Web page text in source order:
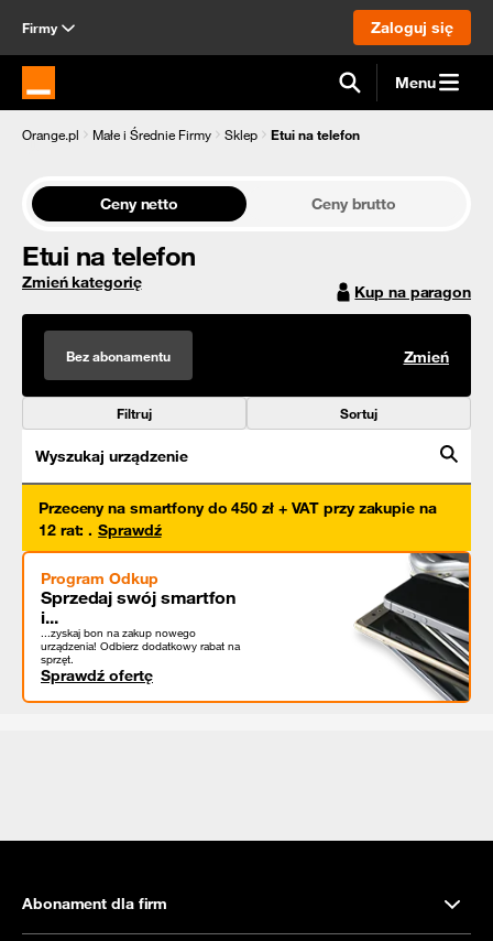
Firmy Zaloguj się
Strona główna Orange.pl Menu
Orange.pl Małe i Średnie Firmy Sklep Etui na telefon
Ceny netto Ceny brutto
Etui na telefon
Zmień kategorię Kup na paragon
Bez abonamentu Zmień
Filtruj Sortuj
Wyszukaj urządzenie
Przeceny na smartfony do 450 zł + VAT przy zakupie na
12 rat: . Sprawdź
Program Odkup
Sprzedaj swój smartfon
i...
...zyskaj bon na zakup nowego
urządzenia! Odbierz dodatkowy rabat na
sprzęt.
Sprawdź ofertę
Abonament dla firm